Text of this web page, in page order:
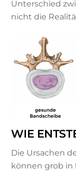
Unterschied
nicht die
WIE
Die Ursachen
können grob in